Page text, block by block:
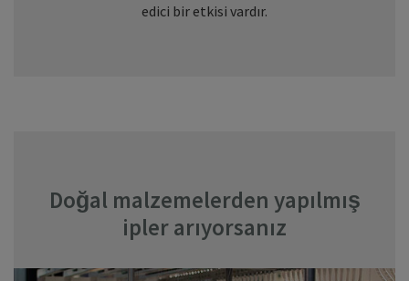
edici bir etkisi vardır.
Doğal malzemelerden yapılmış
ipler arıyorsanız